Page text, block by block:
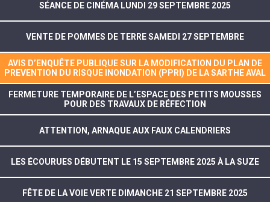
SÉANCE DE CINÉMA LUNDI 29 SEPTEMBRE 2025
VENTE DE POMMES DE TERRE SAMEDI 27 SEPTEMBRE
AVIS D’ENQUÊTE PUBLIQUE SUR LA MODIFICATION DU PLAN DE
PREVENTION DU RISQUE INONDATION (PPRI) DE LA SARTHE AVAL
FERMETURE TEMPORAIRE DE L’ESPACE DES PETITS MOUSSES
POUR DES TRAVAUX DE RÉFECTION
ATTENTION, ARNAQUE AUX FAUX CALENDRIERS
LES ÉCOURUES DÉBUTENT LE 15 SEPTEMBRE 2025 À LA SUZE
FÊTE DE LA VOIE VERTE DIMANCHE 21 SEPTEMBRE 2025